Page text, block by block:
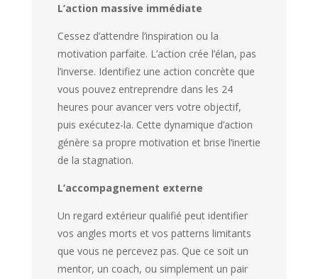
L’action massive immédiate
Cessez d’attendre l’inspiration ou la
motivation parfaite. L’action crée l’élan, pas
l’inverse. Identifiez une action concrète que
vous pouvez entreprendre dans les 24
heures pour avancer vers votre objectif,
puis exécutez-la. Cette dynamique d’action
génère sa propre motivation et brise l’inertie
de la stagnation.
L’accompagnement externe
Un regard extérieur qualifié peut identifier
vos angles morts et vos patterns limitants
que vous ne percevez pas. Que ce soit un
mentor, un coach, ou simplement un pair